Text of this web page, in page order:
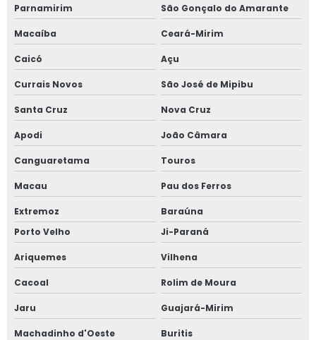
Parnamirim São Gonçalo do Amarante
Macaíba Ceará-Mirim
Caicó Açu
Currais Novos São José de Mipibu
Santa Cruz Nova Cruz
Apodi João Câmara
Canguaretama Touros
Macau Pau dos Ferros
Extremoz
Baraúna
Porto Velho
Ji-Paraná
Ariquemes Vilhena
Cacoal Rolim de Moura
Jaru Guajará-Mirim
Machadinho d'Oeste Buritis